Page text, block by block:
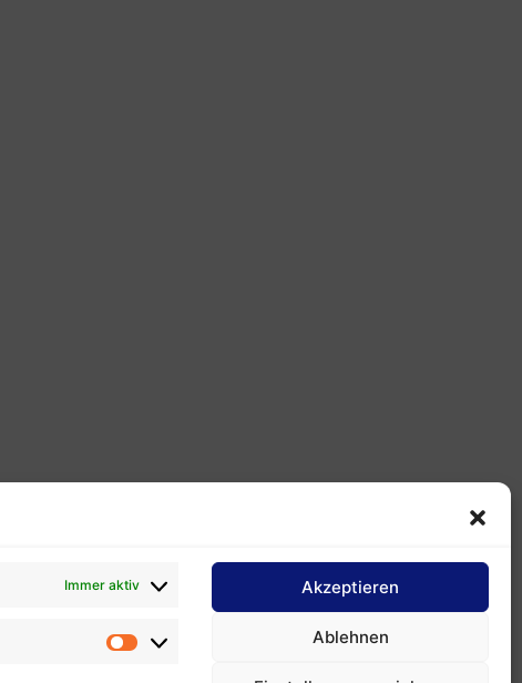
Immer aktiv Akzeptieren
Ablehnen
Datenschutzvereinbarung
Cookie-Bestimmung